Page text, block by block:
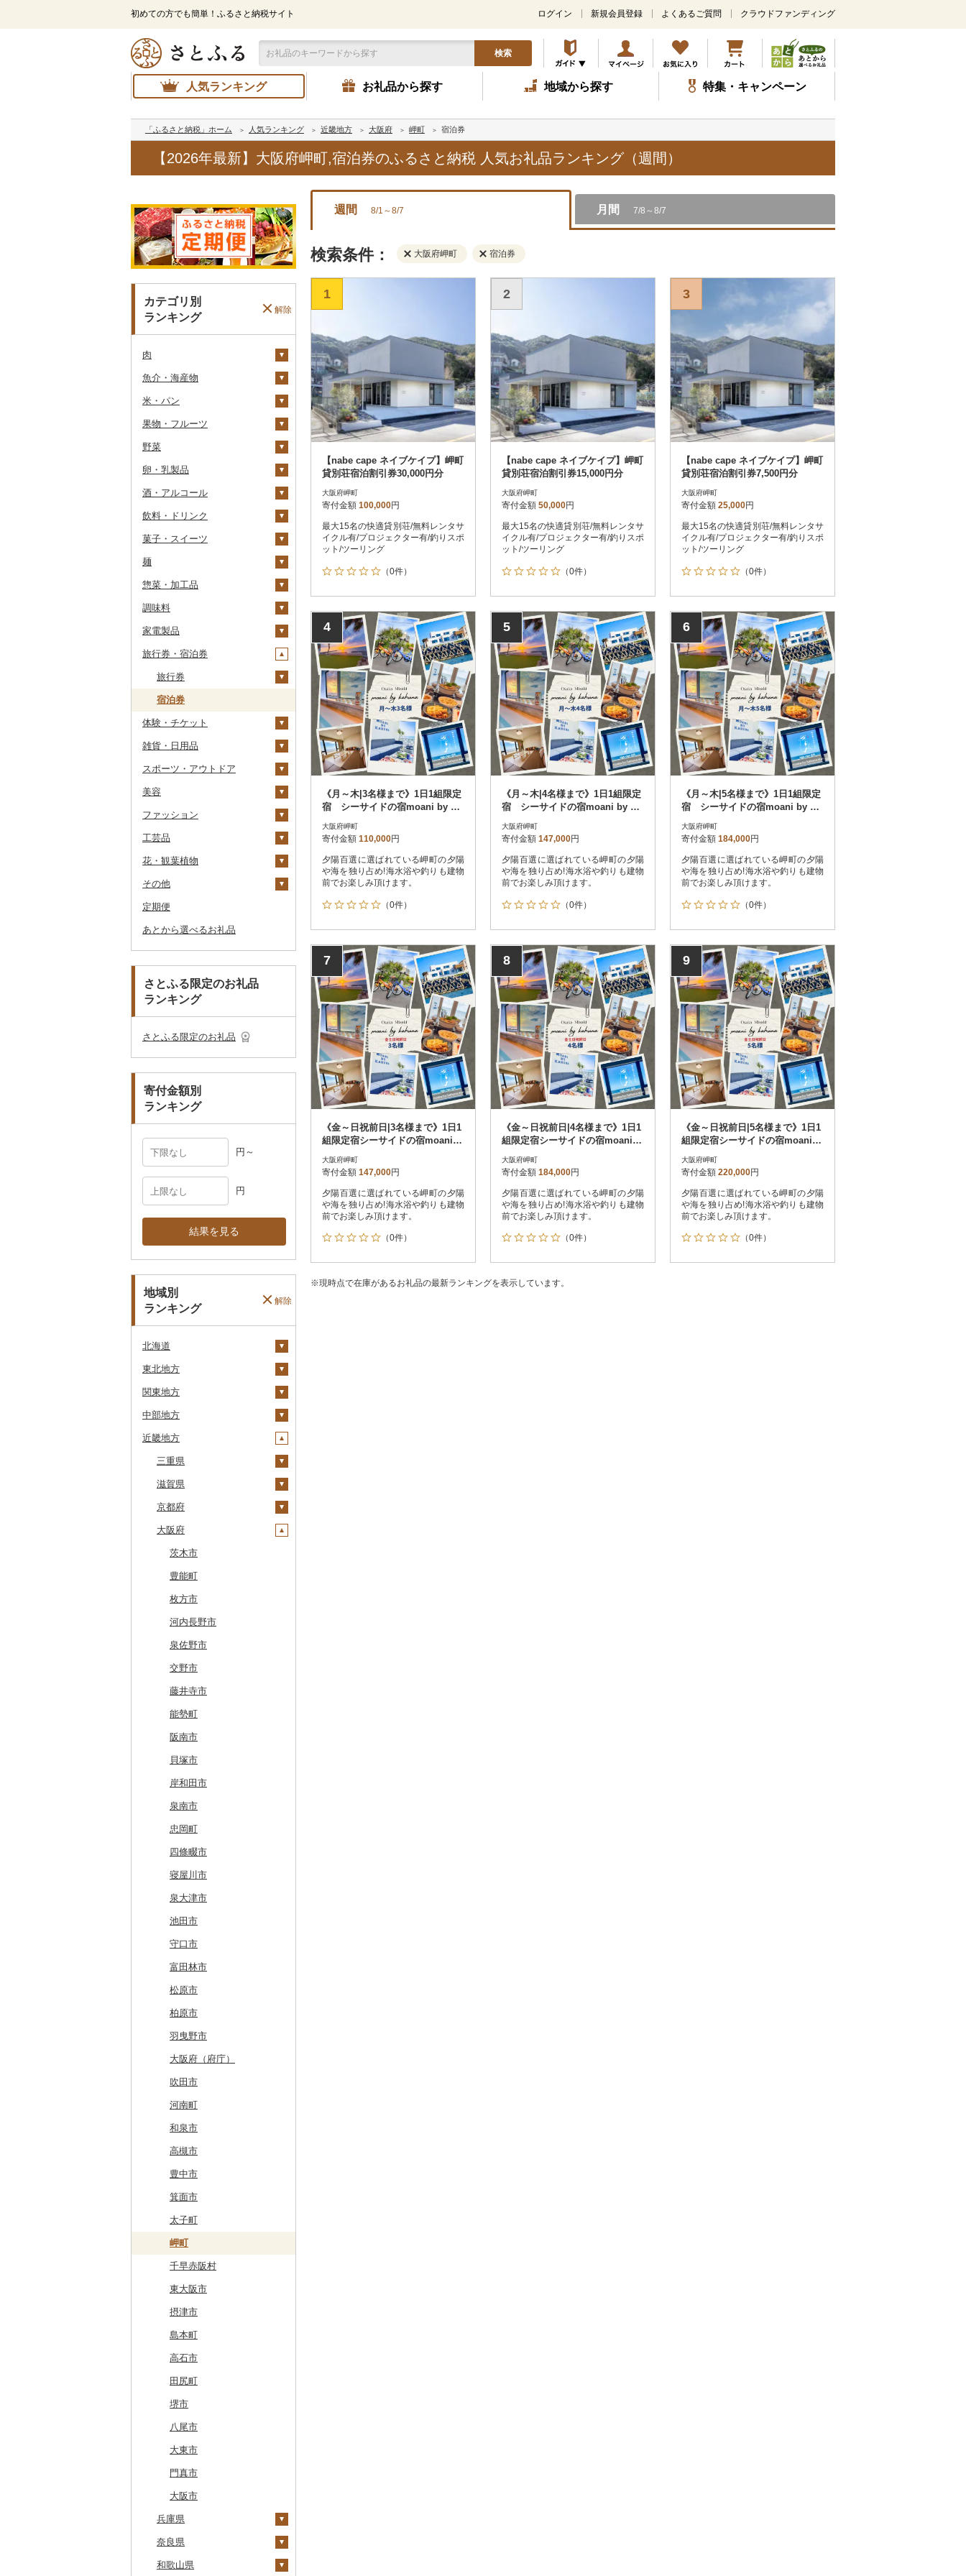
初めての方でも簡単！ふるさと納税サイト
メ
ン
コ
ン
テ
ツ
ッ
プ
ログイン 新規会員登録 よくあるご質問 クラウドファンディング
検索
人気ランキング お礼品から探す 地域から探す 特集・キャンペーン
「ふるさと納税」ホーム 人気ランキング 近畿地方 大阪府 岬町 宿泊券
【2026年最新】大阪府岬町,宿泊券のふるさと納税 人気お礼品ランキング（週間）
カテゴリ別
ランキング
解除
肉
牛肉（精肉）
ステーキ
すき焼き
焼肉
牛タン
和牛
黒毛和牛
仙台牛
米沢牛
山形牛
常陸牛
上州牛
飛騨牛
近江牛
神戸牛・神戸ビーフ
但馬牛
佐賀牛
あか牛
宮崎牛
牛肉（加工品）
ハンバーグ
ローストビーフ
ビーフジャーキー
その他牛肉（加工品）
豚肉（精肉）
すき焼き
しゃぶしゃぶ
焼肉
アグー豚
豚肉（加工品）
ハンバーグ
もつ鍋
ハム
ソーセージ・ウインナ
鶏肉
鶏肉（精肉）
ハム・ソーセージ
唐揚げ
水炊き
地鶏
赤鶏さつま
その他鶏肉
鹿肉
馬肉
羊肉・ラム肉（ジンギス
魚介・海産物
カニ
ズワイガニ
毛ガニ
かにしゃぶ
その他カニ
エビ
ボタンエビ
伊勢海老
その他エビ
いくら
うに
明太子・たらこ
明太子
たらこ
その他魚卵
数の子
キャビア
その他魚卵
貝
鮑（アワビ）
牡蠣（カキ）
あさり
しじみ
サザエ
はまぐり
その他貝
鮮魚
鮭・サーモン
マグロ
イワシ
カツオ
金目鯛
クエ
くじら
サバ
鯛
ふぐ
ブリ
その他鮮魚
イカ・タコ
イカ
タコ
海苔・海藻
海苔
わかめ
ひじき
その他海苔・海藻
干物
ししゃも
その他干物
その他魚介・加工品
しらす・ちりめん
かまぼこ・練り製品
その他魚介・加工品
米・パン
米
無洗米
玄米
金芽米
ゆめぴりか
コシヒカリ
はえぬき
さがびより
あきたこまち
ひとめぼれ
ミルキークィーン
ななつぼし
その他米
雑穀
餅
その他穀物加工品
パン
果物・フルーツ
ぶどう・マスカット
巨峰
ナガノパープル
ピオーネ
デラウェア
その他ぶどう・マスカ
いちご
りんご
もも
メロン
梨
和梨
洋梨・ラフランス
マンゴー
みかん・柑橘
みかん
レモン
不知火・デコポン
せとか
文旦
まどんな
その他柑橘
すいか
キウイ
柿（カキ）
ドライフルーツ
干し柿
干し芋
その他果物
びわ
パイナップル
その他果物
野菜
いも
じゃがいも
さつまいも
その他いも
トマト
フルーツトマト
ミニトマト
玉ねぎ
ねぎ
根菜
人参
大根
自然薯
レンコン
にんにく・生姜
その他根菜
アスパラガス
豆
きのこ
しいたけ
松茸
その他きのこ
その他野菜
山菜
かぼちゃ
茄子
レタス
卵・乳製品
卵
チーズ
ヨーグルト
バター
その他乳製品
酒・アルコール
ビール・発泡酒
ビール
地ビール・クラフトビ
日本酒
純米吟醸
大吟醸
吟醸
その他日本酒
芋焼酎
麦焼酎
米焼酎
黒糖焼酎
その他焼酎
梅酒
泡盛
ワイン
白ワイン
赤ワイン
シャンパン・スパーク
リングワイン
ウイスキー
リキュール・洋酒
甘酒
ノンアルコール
その他酒
飲料・ドリンク
水・ミネラルウォーター
飲料
コーヒー豆
粉
ドリップ
茶
飲料
茶葉・ティーバッグ
静岡茶
足柄茶
知覧茶
八女茶
その他茶
果汁飲料
りんごジュース
みかんジュース（オレ
その他果汁飲料
紅茶
飲料
茶葉・ティーバッグ
その他飲料・ジュース
野菜ジュース
炭酸飲料
豆乳
その他飲料・ジュース
菓子・スイーツ
クッキー
焼き菓子
プリン
ゼリー
チョコレート
カステラ
アイス・ジェラート
その他洋菓子
煎餅・おかき
羊羹
饅頭
大福
その他和菓子
麺
ラーメン
うどん
そば
パスタ
ひやむぎ
そうめん
その他麺
惣菜・加工品
惣菜
餃子
シュウマイ
コロッケ
その他惣菜
カレー・シチュー
カレー
シチュー
鍋
肉
魚
その他鍋
ピザ
レトルト
スープ
豆腐・納豆
豆腐
漬物
キムチ
缶詰・瓶詰
肉
果物
ジャム
乾物
燻製（スモーク）
おせち
その他加工品
調味料
砂糖
塩
醤油
味噌
酢
だし
食用油
オリーブオイル
その他食用油
はちみつ
ドレッシング
その他調味料
みりん
ケチャップ
その他調味料
家電製品
季節・空調家電
キッチン家電
照明器具
パソコン・周辺機器
TV・オーディオ・カメラ
美容・健康家電
カー用品
時計
その他家電
旅行券・宿泊券
旅行券
JTBふるさと旅行クー
ポン（Eメール発行）
（紙券）
その他旅行券
宿泊券
体験・チケット
PayPay商品券
食事券
温泉・サウナ・スパ利用
券
GDOふるさとゴルフ
プレークーポン
その他のゴルフプレー
花火大会チケット
カタログギフト
雑貨・日用品
家具・インテリア
机・テーブル
その他家具・インテリ
寝具
布団
毛布
タオルケット
タオル
その他タオル
文房具・印鑑
ボールペン
ノート・ファイル
その他文房具
食器
グラス・カップ
箸
スプーン・フォーク・
ナイフ
皿・椀
その他食器
キッチン用品
フライパン
鍋
まな板
土鍋
日用品
洗剤
トイレットペーパー
ティッシュ
その他日用品
楽器・器材
本・CD・DVD
おもちゃ・ぬいぐるみ
ご当地キャラクター
ペット用品
その他雑貨
スポーツ・アウトドア
ゴルフ
ゴルフボール
ゴルフウェア
その他ゴルフ
釣り
サイクリング
アウトドア・キャンプ
その他スポーツ
その他スポーツ
美容
スキンケア
洗顔
その他スキンケア
シャンプー・リンス
石鹸・ボディーソープ
入浴剤
アロマ
プロテイン
その他美容
ファッション
鞄・バッグ
トートバッグ・ショル
ツケース
その他鞄・バッグ
洋服
女性・レディース
子供・ベビー
その他洋服
和服
靴・履物
靴・シューズ
スリッパ・下駄・草履
その他靴・履物
アクセサリー
ペンダント・ネックレ
ス
ピアス・イヤリング
その他アクセサリー
その他服飾小物
ショール・ストール
マフラー・手袋
工芸品
織物
本場奄美大島紬
陶器・漆器
唐津焼
備前焼
美濃焼
村上木彫堆朱
その他装飾品・工芸品
数珠
工芸品
播州そろばん
美濃和紙
花・観葉植物
観葉植物・苗木
花
胡蝶蘭
造花・プリザーブドフ
ラワー
その他花
盆栽・その他
その他
地域サービス
その他
定期便
あとから選べるお礼品
さとふる限定のお礼品
ランキング
さとふる限定のお礼品
寄付金額別
ランキング
円～
円
結果を見る
地域別
ランキング
解除
北海道
安平町
八雲町
鹿部町
江差町
白老町
せたな町
旭川市
森町
稚内市
標津町
清里町
北斗市
留萌市
白糠町
釧路町
名寄市
美唄市
厚岸町
南富良野町
上富良野町
和寒町
紋別市
乙部町
根室市
三笠市
東川町
厚真町
奥尻町
網走市
浦河町
広尾町
中札内村
滝川市
比布町
鶴居村
釧路市
苫前町
当別町
占冠村
上士幌町
平取町
七飯町
北見市
登別市
訓子府町
室蘭市
士幌町
倶知安町
天塩町
京極町
新十津川町
江別市
蘭越町
東北地方
青森県
十和田市
大鰐町
南部町
五戸町
藤崎町
六ヶ所村
東北町
三戸町
東通村
黒石市
おいらせ町
鶴田町
階上町
深浦町
青森市
田子町
新郷村
横浜町
野辺地町
佐井村
六戸町
五所川原市
平川市
蓬田村
中泊町
外ヶ浜町
つがる市
弘前市
鰺ヶ沢町
むつ市
田舎館村
青森県（県庁）
三沢市
西目屋村
岩手県
宮古市
軽米町
岩手町
矢巾町
釜石市
野田村
普代村
一戸町
陸前高田市
紫波町
滝沢市
住田町
葛巻町
花巻市
岩泉町
田野畑村
盛岡市
遠野市
奥州市
雫石町
岩手県（県庁）
一関市
久慈市
西和賀町
北上市
平泉町
洋野町
大船渡市
山田町
大槌町
宮城県
柴田町
色麻町
丸森町
大衡村
加美町
利府町
白石市
登米市
山元町
名取市
川崎町
村田町
栗原市
富谷市
岩沼市
七ヶ宿町
大崎市
塩竈市
石巻市
多賀城市
宮城県（県庁）
亘理町
蔵王町
女川町
気仙沼市
美里町
松島町
大和町
大郷町
南三陸町
仙台市
大河原町
角田市
涌谷町
東松島市
秋田県
大潟村
横手市
能代市
小坂町
仙北市
井川町
潟上市
三種町
藤里町
湯沢市
大館市
由利本荘市
にかほ市
羽後町
秋田県（県庁）
秋田市
男鹿市
美郷町
東成瀬村
五城目町
北秋田市
八峰町
鹿角市
大仙市
八郎潟町
山形県
村山市
尾花沢市
上山市
河北町
酒田市
新庄市
長井市
小国町
南陽市
中山町
庄内町
大石田町
川西町
鶴岡市
山形県（県庁）
金山町
東根市
飯豊町
鮭川村
大蔵村
山辺町
戸沢村
舟形町
最上町
真室川町
寒河江市
西川町
高畠町
山形市
三川町
大江町
米沢市
福島県
天栄村
広野町
鏡石町
須賀川市
小野町
棚倉町
古殿町
昭和村
下郷町
西郷村
二本松市
猪苗代町
川俣町
郡山市
西会津町
玉川村
いわき市
南会津町
田村市
磐梯町
三春町
本宮市
柳津町
鮫川村
福島市
新地町
葛尾村
三島町
桑折町
矢吹町
国見町
檜枝岐村
喜多方市
南相馬市
会津若松市
大熊町
浅川町
相馬市
中島村
伊達市
川内村
平田村
飯舘村
矢祭町
楢葉町
湯川村
関東地方
茨城県
土浦市
取手市
つくば市
稲敷市
潮来市
五霞町
北茨城市
境町
かすみがうら市
牛久市
常陸太田市
つくばみらい市
下妻市
茨城町
神栖市
常総市
東海村
美浦村
大洗町
河内町
ひたちなか市
龍ケ崎市
守谷市
常陸大宮市
笠間市
行方市
結城市
城里町
水戸市
鉾田市
桜川市
石岡市
茨城県（県庁）
坂東市
小美玉市
日立市
大子町
鹿嶋市
阿見町
那珂市
筑西市
八千代町
古河市
栃木県
那須塩原市
市貝町
塩谷町
上三川町
佐野市
真岡市
高根沢町
大田原市
栃木市
日光市
小山市
宇都宮市
栃木県（県庁）
那珂川町
茂木町
那須烏山市
矢板市
さくら市
足利市
那須町
鹿沼市
下野市
益子町
芳賀町
野木町
群馬県
榛東村
下仁田町
玉村町
安中市
川場村
昭和村
甘楽町
明和町
沼田市
桐生市
吉岡町
太田市
高山村
みどり市
千代田町
みなかみ町
片品村
富岡市
館林市
伊勢崎市
東吾妻町
前橋市
藤岡市
邑楽町
板倉町
嬬恋村
草津町
高崎市
群馬県（県庁）
大泉町
長野原町
中之条町
埼玉県
春日部市
蕨市
戸田市
毛呂山町
久喜市
ふじみ野市
川島町
上里町
川口市
飯能市
長瀞町
羽生市
小鹿野町
坂戸市
鳩山町
埼玉県（県庁）
神川町
東秩父村
横瀬町
三芳町
幸手市
日高市
蓮田市
川越市
宮代町
吉見町
東松山市
入間市
志木市
北本市
桶川市
加須市
三郷市
八潮市
越生町
さいたま市
鴻巣市
嵐山町
越谷市
小川町
滑川町
本庄市
熊谷市
白岡市
ときがわ町
朝霞市
美里町
千葉県
勝浦市
袖ケ浦市
我孫子市
長柄町
芝山町
八千代市
横芝光町
多古町
白子町
栄町
香取市
習志野市
銚子市
君津市
旭市
南房総市
八街市
東金市
九十九里町
いすみ市
東庄町
館山市
大網白里市
一宮町
佐倉市
木更津市
茂原市
野田市
山武市
鴨川市
印西市
神崎町
船橋市
千葉市
白井市
成田市
富津市
浦安市
松戸市
柏市
匝瑳市
市川市
市原市
東京都
八王子市
日野市
昭島市
武蔵村山市
葛飾区
小金井市
墨田区
東久留米市
利島村
瑞穂町
大島町
府中市
国分寺市
東村山市
中央区
あきる野市
中野区
荒川区
北区
多摩市
稲城市
世田谷区
日の出町
板橋区
渋谷区
千代田区
新宿区
江東区
青梅市
国立市
品川区
福生市
小平市
文京区
大田区
豊島区
西東京市
羽村市
神奈川県
南足柄市
松田町
大井町
中井町
愛川町
山北町
真鶴町
清川村
開成町
藤沢市
神奈川県（県庁）
鎌倉市
大和市
伊勢原市
小田原市
湯河原町
秦野市
綾瀬市
横須賀市
三浦市
大磯町
箱根町
横浜市
茅ヶ崎市
川崎市
厚木市
海老名市
相模原市
座間市
二宮町
中部地方
新潟県
十日町市
弥彦村
阿賀町
出雲崎町
魚沼市
佐渡市
燕市
南魚沼市
関川村
新発田市
加茂市
小千谷市
田上町
五泉市
三条市
見附市
糸魚川市
胎内市
上越市
阿賀野市
津南町
新潟県（県庁）
柏崎市
村上市
妙高市
聖籠町
刈羽村
湯沢町
新潟市
富山県
射水市
氷見市
朝日町
高岡市
魚津市
砺波市
入善町
黒部市
立山町
富山県（県庁）
小矢部市
滑川市
富山市
南砺市
石川県
羽咋市
七尾市
白山市
穴水町
輪島市
中能登町
石川県（県庁）
野々市市
能登町
能美市
津幡町
宝達志水町
金沢市
内灘町
かほく市
小松市
志賀町
加賀市
福井県
美浜町
小浜市
越前町
若狭町
鯖江市
高浜町
勝山市
福井県（県庁）
越前市
坂井市
あわら市
福井市
大野市
敦賀市
おおい町
永平寺町
山梨県
富士吉田市
甲斐市
山梨市
富士川町
大月市
富士河口湖町
韮崎市
南アルプス市
市川三郷町
都留市
山梨県（県庁）
道志村
忍野村
笛吹市
中央市
北杜市
鳴沢村
西桂町
身延町
早川町
南部町
昭和町
甲府市
甲州市
丹波山村
長野県
高森町
御代田町
飯田市
青木村
南箕輪村
長野県（県庁）
上松町
高山村
南木曽町
朝日村
長野市
根羽村
池田町
須坂市
川上村
信濃町
南牧村
伊那市
立科町
東御市
中野市
豊丘村
売木村
小諸市
木曽町
箕輪町
駒ヶ根市
王滝村
千曲市
辰野町
茅野市
喬木村
阿智村
小川村
宮田村
飯綱町
栄村
松川町
坂城町
富士見町
塩尻市
諏訪市
小谷村
松川村
岐阜県
養老町
八百津町
池田町
関市
瑞穂市
飛騨市
岐南町
大野町
山県市
羽島市
本巣市
川辺町
大垣市
輪之内町
神戸町
瑞浪市
中津川市
高山市
郡上市
白川村
御嵩町
海津市
関ケ原町
七宗町
笠松町
東白川村
土岐市
岐阜県（県庁）
下呂市
多治見市
垂井町
恵那市
白川町
各務原市
美濃市
揖斐川町
美濃加茂市
北方町
可児市
岐阜市
坂祝町
静岡県
下田市
静岡市
吉田町
函南町
藤枝市
御殿場市
浜松市
伊東市
島田市
沼津市
伊豆市
裾野市
焼津市
富士宮市
河津町
袋井市
熱海市
掛川市
伊豆の国市
小山町
森町
川根本町
富士市
御前崎市
東伊豆町
西伊豆町
清水町
南伊豆町
松崎町
湖西市
磐田市
三島市
静岡県（県庁）
牧之原市
菊川市
長泉町
愛知県
清須市
田原市
安城市
北名古屋市
東栄町
豊山町
南知多町
江南市
みよし市
西尾市
武豊町
幸田町
碧南市
岡崎市
愛知県（県庁）
蒲郡市
東郷町
犬山市
弥富市
東海市
新城市
春日井市
瀬戸市
大府市
半田市
あま市
岩倉市
小牧市
愛西市
長久手市
豊川市
尾張旭市
稲沢市
知立市
大口町
日進市
常滑市
東浦町
高浜市
豊明市
津島市
近畿地方
三重県
鈴鹿市
伊賀市
木曽岬町
多気町
松阪市
桑名市
志摩市
明和町
鳥羽市
いなべ市
紀北町
熊野市
南伊勢町
朝日町
菰野町
紀宝町
伊勢市
四日市市
大台町
尾鷲市
三重県（県庁）
津市
名張市
東員町
玉城町
滋賀県
長浜市
高島市
草津市
近江八幡市
竜王町
甲賀市
湖南市
大津市
彦根市
栗東市
愛荘町
滋賀県（県庁）
米原市
豊郷町
多賀町
野洲市
京都府
宮津市
伊根町
与謝野町
福知山市
亀岡市
城陽市
久御山町
京丹後市
井手町
木津川市
宇治田原町
長岡京市
綾部市
笠置町
南丹市
宇治市
京丹波町
京都府（府庁）
大山崎町
精華町
南山城村
京都市
舞鶴市
和束町
八幡市
京田辺市
向日市
大阪府
茨木市
豊能町
枚方市
河内長野市
泉佐野市
交野市
藤井寺市
能勢町
阪南市
貝塚市
岸和田市
泉南市
忠岡町
四條畷市
寝屋川市
泉大津市
池田市
守口市
富田林市
松原市
柏原市
羽曳野市
大阪府（府庁）
吹田市
河南町
和泉市
高槻市
豊中市
箕面市
太子町
岬町
千早赤阪村
東大阪市
摂津市
島本町
高石市
田尻町
堺市
八尾市
大東市
門真市
大阪市
兵庫県
上郡町
神河町
奈良県
曽爾村
和歌山県
週間 8/1～8/7 月間 7/8～8/7
検索条件： 大阪府岬町 宿泊券
1
【nabe cape ネイブケイプ】岬町
貸別荘宿泊割引券30,000円分
大阪府岬町
寄付金額 100,000円
最大15名の快適貸別荘/無料レンタサ
イクル有/プロジェクター有/釣りスポ
ット/ツーリング
（0件）
2
【nabe cape ネイブケイプ】岬町
貸別荘宿泊割引券15,000円分
大阪府岬町
寄付金額 50,000円
最大15名の快適貸別荘/無料レンタサ
イクル有/プロジェクター有/釣りスポ
ット/ツーリング
（0件）
3
【nabe cape ネイブケイプ】岬町
貸別荘宿泊割引券7,500円分
大阪府岬町
寄付金額 25,000円
最大15名の快適貸別荘/無料レンタサ
イクル有/プロジェクター有/釣りスポ
ット/ツーリング
（0件）
4
《月～木|3名様まで》1日1組限定
宿 シーサイドの宿moani by ka
大阪府岬町
寄付金額 110,000円
夕陽百選に選ばれている岬町の夕陽
や海を独り占め!海水浴や釣りも建物
前でお楽しみ頂けます。
（0件）
5
《月～木|4名様まで》1日1組限定
宿 シーサイドの宿moani by ka
大阪府岬町
寄付金額 147,000円
夕陽百選に選ばれている岬町の夕陽
や海を独り占め!海水浴や釣りも建物
前でお楽しみ頂けます。
（0件）
6
《月～木|5名様まで》1日1組限定
宿 シーサイドの宿moani by ka
大阪府岬町
寄付金額 184,000円
夕陽百選に選ばれている岬町の夕陽
や海を独り占め!海水浴や釣りも建物
前でお楽しみ頂けます。
（0件）
7
《金～日祝前日|3名様まで》1日1
組限定宿シーサイドの宿moani b
大阪府岬町
寄付金額 147,000円
夕陽百選に選ばれている岬町の夕陽
や海を独り占め!海水浴や釣りも建物
前でお楽しみ頂けます。
（0件）
8
《金～日祝前日|4名様まで》1日1
組限定宿シーサイドの宿moani b
大阪府岬町
寄付金額 184,000円
夕陽百選に選ばれている岬町の夕陽
や海を独り占め!海水浴や釣りも建物
前でお楽しみ頂けます。
（0件）
9
《金～日祝前日|5名様まで》1日1
組限定宿シーサイドの宿moani b
大阪府岬町
寄付金額 220,000円
夕陽百選に選ばれている岬町の夕陽
や海を独り占め!海水浴や釣りも建物
前でお楽しみ頂けます。
（0件）
※現時点で在庫があるお礼品の最新ランキングを表示しています。